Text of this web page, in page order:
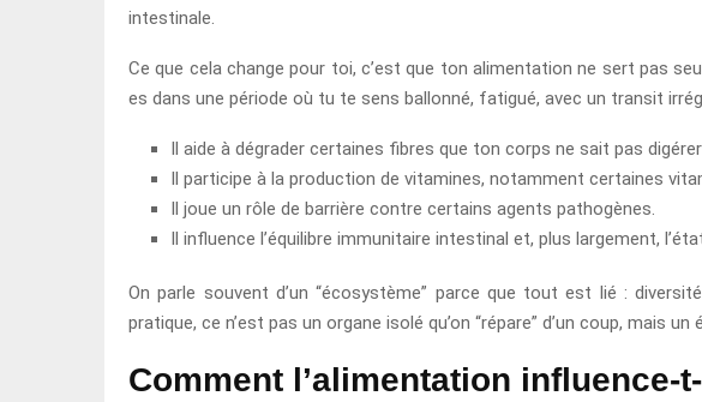
intestinale.
Ce que cela change pour toi, c’est que ton alimentation ne sert pas
es dans une période où tu te sens ballonné, fatigué, avec un transit
Il aide à dégrader certaines fibres que ton corps ne sait pas digérer
Il participe à la production de vitamines, notamment certaines
Il joue un rôle de barrière contre certains agents pathogènes.
Il influence l’équilibre immunitaire intestinal et, plus largement,
On parle souvent d’un “écosystème” parce que tout est lié :
pratique, ce n’est pas un organe isolé qu’on “répare” d’un coup, mais
Comment l’alimentation